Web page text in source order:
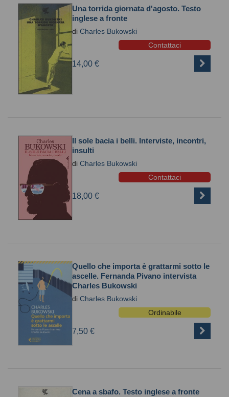
Una torrida giornata d'agosto. Testo
inglese a fronte
di Charles Bukowski
Contattaci
14,00 €
Il sole bacia i belli. Interviste, incontri,
insulti
di Charles Bukowski
Contattaci
18,00 €
Quello che importa è grattarmi sotto le
ascelle. Fernanda Pivano intervista
Charles Bukowski
di Charles Bukowski
Ordinabile
7,50 €
Cena a sbafo. Testo inglese a fronte